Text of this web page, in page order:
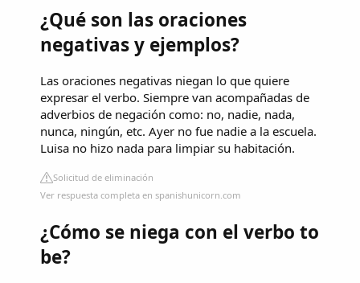
¿Qué son las oraciones
negativas y ejemplos?
Las oraciones negativas niegan lo que quiere
expresar el verbo. Siempre van acompañadas de
adverbios de negación como: no, nadie, nada,
nunca, ningún, etc. Ayer no fue nadie a la escuela.
Luisa no hizo nada para limpiar su habitación.
Solicitud de eliminación
Ver respuesta completa en spanishunicorn.com
¿Cómo se niega con el verbo to
be?